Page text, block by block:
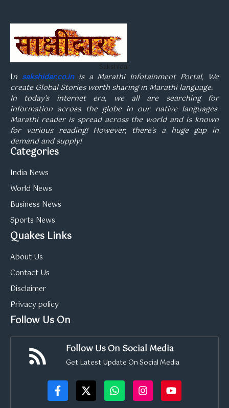
Sakshidar
In sakshidar.co.inis a Marathi Infotainment Portal, We
create Global Stories worth sharing in Marathi language.
In today’s internet era, we all are searching for
information across the globe in our native languages.
Marathi reader is spread across the world and is known
for various reading! However, there’s a huge gap in
demand and supply!
Categories
India News
World News
Business News
Sports News
Quakes Links
About Us
Contact Us
Disclaimer
Privacy policy
Follow Us On
Follow Us On Social Media
Get Latest Update On Social Media